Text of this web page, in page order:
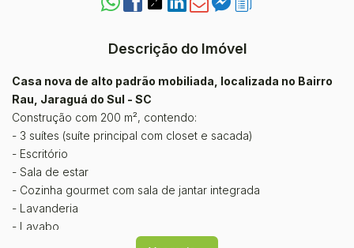
Descrição do Imóvel
Casa nova de alto padrão mobiliada, localizada no Bairro
Rau, Jaraguá do Sul - SC
Construção com 200 m², contendo:
- 3 suítes (suíte principal com closet e sacada)
- Escritório
- Sala de estar
- Cozinha gourmet com sala de jantar integrada
- Lavanderia
- Lavabo
- Garagem para dois carros